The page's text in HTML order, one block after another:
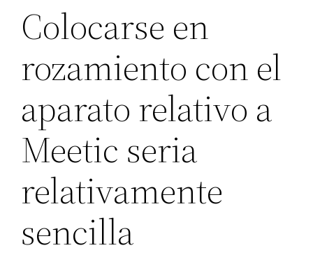
Colocarse en
rozamiento con el
aparato relativo a
Meetic seria
relativamente
sencilla